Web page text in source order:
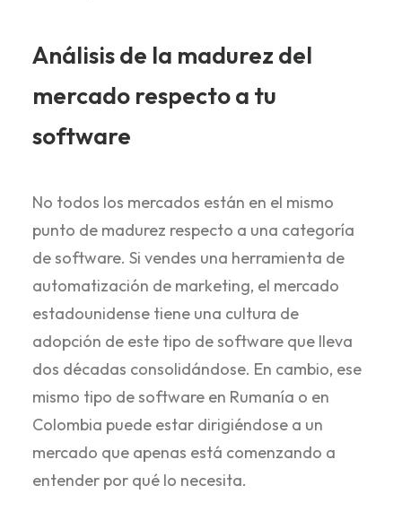
Análisis de la madurez del
mercado respecto a tu
software
No todos los mercados están en el mismo
punto de madurez respecto a una categoría
de software. Si vendes una herramienta de
automatización de marketing, el mercado
estadounidense tiene una cultura de
adopción de este tipo de software que lleva
dos décadas consolidándose. En cambio, ese
mismo tipo de software en Rumanía o en
Colombia puede estar dirigiéndose a un
mercado que apenas está comenzando a
entender por qué lo necesita.